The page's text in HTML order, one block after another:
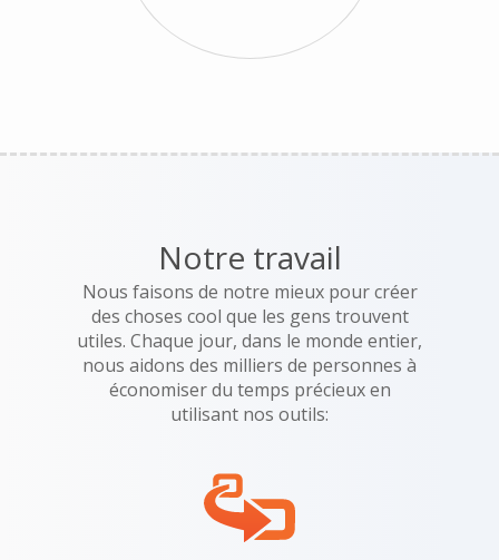
Notre travail
Nous faisons de notre mieux pour créer
des choses cool que les gens trouvent
utiles. Chaque jour, dans le monde entier,
nous aidons des milliers de personnes à
économiser du temps précieux en
utilisant nos outils: